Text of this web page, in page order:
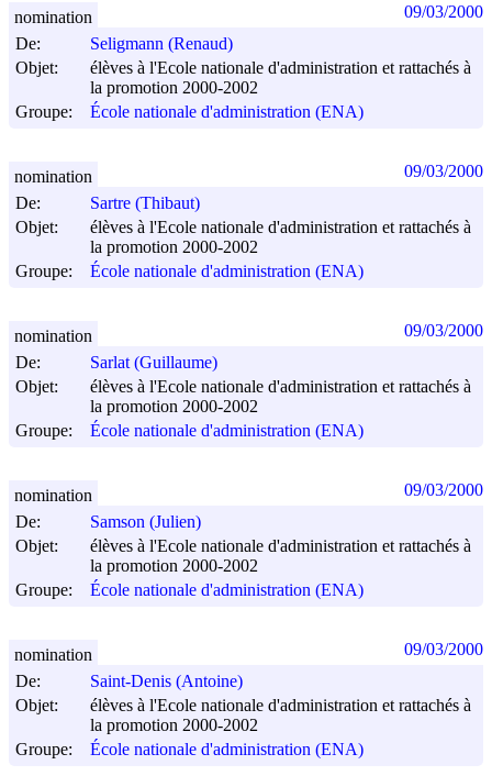
De:
Seligmann (Renaud)
Objet:
élèves à l'Ecole nationale d'administration et rattachés à
la promotion 2000-2002
Groupe:
École nationale d'administration (ENA)
nomination 09/03/2000
De:
Sartre (Thibaut)
Objet:
élèves à l'Ecole nationale d'administration et rattachés à
la promotion 2000-2002
Groupe:
École nationale d'administration (ENA)
nomination 09/03/2000
De:
Sarlat (Guillaume)
Objet:
élèves à l'Ecole nationale d'administration et rattachés à
la promotion 2000-2002
Groupe:
École nationale d'administration (ENA)
nomination 09/03/2000
De:
Samson (Julien)
Objet:
élèves à l'Ecole nationale d'administration et rattachés à
la promotion 2000-2002
Groupe:
École nationale d'administration (ENA)
nomination 09/03/2000
De:
Saint-Denis (Antoine)
Objet:
élèves à l'Ecole nationale d'administration et rattachés à
la promotion 2000-2002
Groupe:
École nationale d'administration (ENA)
nomination 09/03/2000